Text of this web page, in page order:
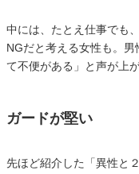
中には、たとえ仕事でも
NGだと考える女性も。
て不便がある」と声が上
ガードが堅い
先ほど紹介した「異性と